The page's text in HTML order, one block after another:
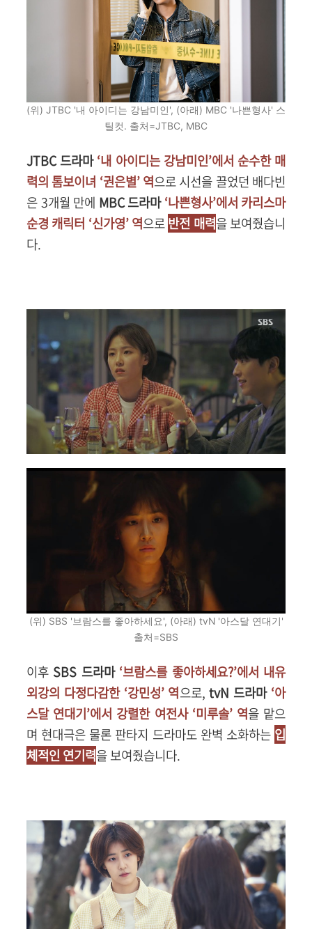
(위) JTBC '내 아이디는 강남미인', (아래) MBC '나쁜형사' 스
틸컷. 출처=JTBC, MBC
JTBC 드라마 ‘내 아이디는 강남미인’에서 순수한 매
력의 톰보이녀 ‘권은별’ 역으로 시선을 끌었던 배다빈
은 3개월 만에 MBC 드라마 ‘나쁜형사’에서 카리스마
순경 캐릭터 ‘신가영’ 역으로반전 매력을 보여줬습니
다.
(위) SBS '브람스를 좋아하세요', (아래) tvN '아스달 연대기'
출처=SBS
이후 SBS 드라마 ‘브람스를 좋아하세요?’에서 내유
외강의 다정다감한 ‘강민성’ 역으로,tvN 드라마 ‘아
스달 연대기’에서 강렬한 여전사 ‘미루솔’ 역을 맡으
며 현대극은 물론 판타지 드라마도 완벽 소화하는 입
체적인 연기력을 보여줬습니다.